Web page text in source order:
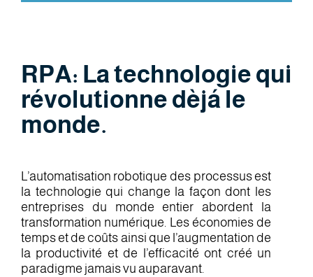
RPA: La technologie qui
révolutionne dèjá le
monde.
L’automatisation robotique des processus est
la technologie qui change la façon dont les
entreprises du monde entier abordent la
transformation numérique. Les économies de
temps et de coûts ainsi que l’augmentation de
la productivité et de l’efficacité ont créé un
paradigme jamais vu auparavant.